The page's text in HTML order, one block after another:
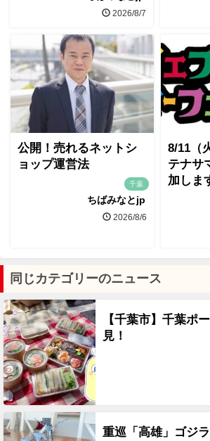
2026/8/7
公開！売れるネットシ
ョップ運営法
千葉
ちばみなとjp
2026/8/6
8/11（
テナサ
加しま
同じカテゴリーのニュース
【千葉市】千葉ポ
見！
重巡「高雄」ゴジ